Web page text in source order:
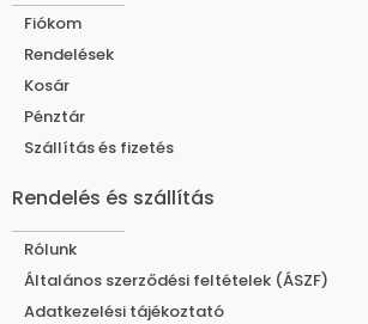
Fiókom
Rendelések
Kosár
Pénztár
Szállítás és fizetés
Rendelés és szállítás
Rólunk
Általános szerződési feltételek (ÁSZF)
Adatkezelési tájékoztató